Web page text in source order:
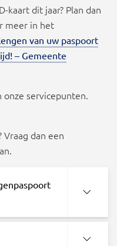
kaart dit jaar? Plan dan
meer in het
van uw paspoort
– Gemeente
onze servicepunten.
dan een